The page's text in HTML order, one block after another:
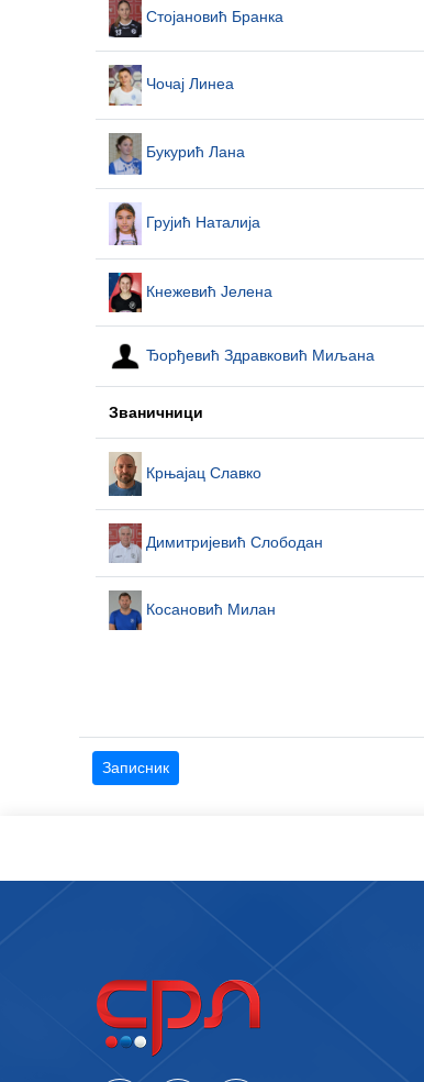
Стојановић Бранка
Чочај Линеа
Букурић Лана
Грујић Наталија
Кнежевић Јелена
Ђорђевић Здравковић Миљана
Званичници
Крњајац Славко
Димитријевић Слободан
Косановић Милан
Записник